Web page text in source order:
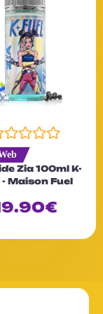
Zia 100ml K-
- Maison Fuel
€